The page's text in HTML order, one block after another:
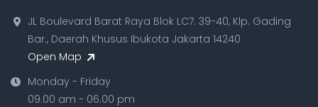
JL Boulevard Barat Raya Blok LC7. 39-40, Klp. Gading
Bar., Daerah Khusus Ibukota Jakarta 14240
Open Map
Monday - Friday
09.00 am - 06.00 pm